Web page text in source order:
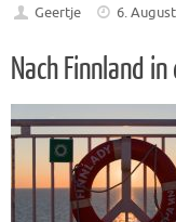
Geertje 6.
Nach Finnland